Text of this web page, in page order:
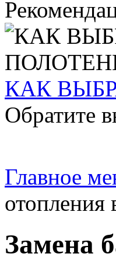
КАК
Обратите
Главное
отопления
Замена